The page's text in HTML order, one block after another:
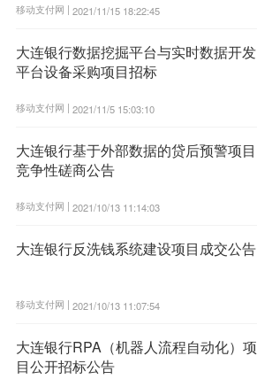
移动支付网 | 2021/11/15 18:22:45
大连银行数据挖掘平台与实时数据开发
平台设备采购项目招标
移动支付网 | 2021/11/5 15:03:10
大连银行基于外部数据的贷后预警项目
竞争性磋商公告
移动支付网 | 2021/10/13 11:14:03
大连银行反洗钱系统建设项目成交公告
移动支付网 | 2021/10/13 11:07:54
大连银行RPA（机器人流程自动化）项
目公开招标公告